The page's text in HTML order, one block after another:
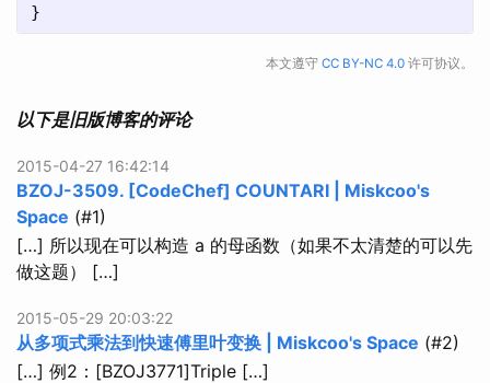
}
本文遵守 CC BY-NC 4.0 许可协议。
以下是旧版博客的评论
2015-04-27 16:42:14
BZOJ-3509. [CodeChef] COUNTARI | Miskcoo's
Space (#1)
[…] 所以现在可以构造 a 的母函数（如果不太清楚的可以先
做这题） […]
2015-05-29 20:03:22
从多项式乘法到快速傅里叶变换 | Miskcoo's Space (#2)
[…] 例2：[BZOJ3771]Triple […]